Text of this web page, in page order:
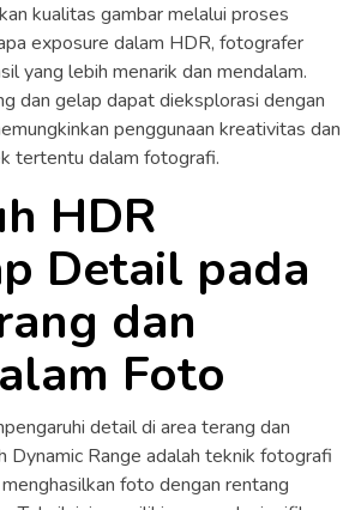
kualitas gambar melalui proses
exposure dalam HDR, fotografer
yang lebih menarik dan mendalam.
dan gelap dapat dieksplorasi dengan
penggunaan kreativitas dan
tertentu dalam fotografi.
HDR
Detail pada
dan
Foto
detail di area terang dan
Dynamic Range adalah teknik fotografi
foto dengan rentang